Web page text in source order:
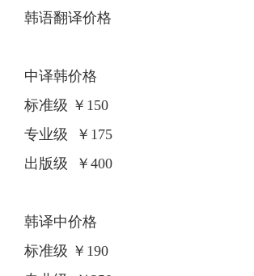
韩语翻译价格
中译韩价格
标准级 ￥150
专业级 ￥175
出版级 ￥400
韩译中价格
标准级 ￥190